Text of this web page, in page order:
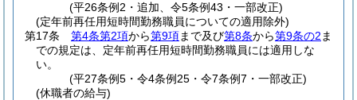
(平26条例2・追加、令5条例43・一部改正)
(定年前再任用短時間勤務職員についての適用除外)
第17条
第4条第2項から第9項まで及び第8条から第9条の2 ま
での規定は、定年前再任用短時間勤務職員には適用しな
い。
(平27条例5・令4条例25・令7条例7・一部改正)
(休職者の給与)